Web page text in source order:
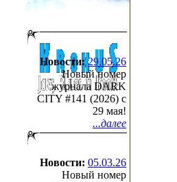
Новости:29.05.26
Новый номер
журнала DARK
CITY #141 (2026) c
29 мая!
...далее
Новости: 05.03.26
Новый номер